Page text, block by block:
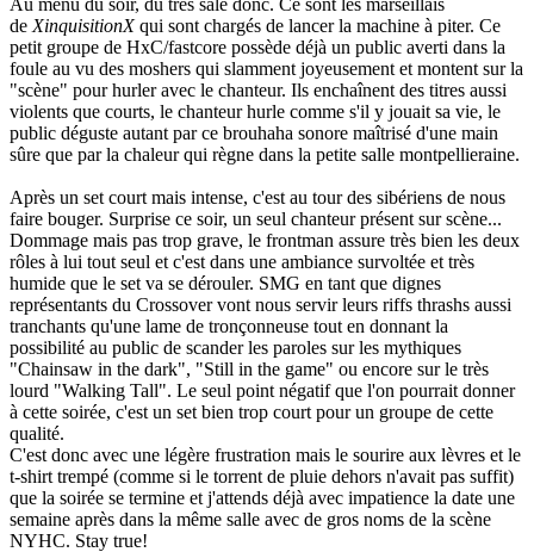
de XinquisitionXqui sont chargés de lancer la machine à piter. Ce
petit groupe de HxC/fastcore possède déjà un public averti dans la
foule au vu des moshers qui slamment joyeusement et montent sur la
"scène" pour hurler avec le chanteur. Ils enchaînent des titres aussi
violents que courts, le chanteur hurle comme s'il y jouait sa vie, le
public déguste autant par ce brouhaha sonore maîtrisé d'une main
sûre que par la chaleur qui règne dans la petite salle montpellieraine.
Après un set court mais intense, c'est au tour des sibériens de nous
faire bouger. Surprise ce soir, un seul chanteur présent sur scène...
Dommage mais pas trop grave, le frontman assure très bien les deux
rôles à lui tout seul et c'est dans une ambiance survoltée et très
humide que le set va se dérouler. SMG en tant que dignes
représentants du Crossover vont nous servir leurs riffs thrashs aussi
tranchants qu'une lame de tronçonneuse tout en donnant la
possibilité au public de scander les paroles sur les mythiques
"Chainsaw in the dark", "Still in the game" ou encore sur le très
lourd "Walking Tall". Le seul point négatif que l'on pourrait donner
à cette soirée, c'est un set bien trop court pour un groupe de cette
qualité.
C'est donc avec une légère frustration mais le sourire aux lèvres et le
t-shirt trempé (comme si le torrent de pluie dehors n'avait pas suffit)
que la soirée se termine et j'attends déjà avec impatience la date une
semaine après dans la même salle avec de gros noms de la scène
NYHC. Stay true!